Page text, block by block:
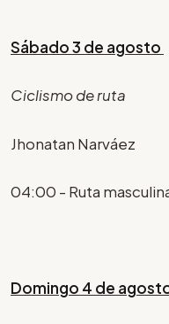
Sábado 3 de agosto
Ciclismo de ruta
Jhonatan Narváez
04:00 - Ruta
Domingo 4 de